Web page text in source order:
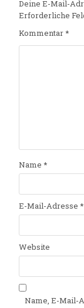
Deine E-Mail-
Erforderliche
Kommentar*
Name *
E-Mail-Adresse *
Website
Name, E-Mail-